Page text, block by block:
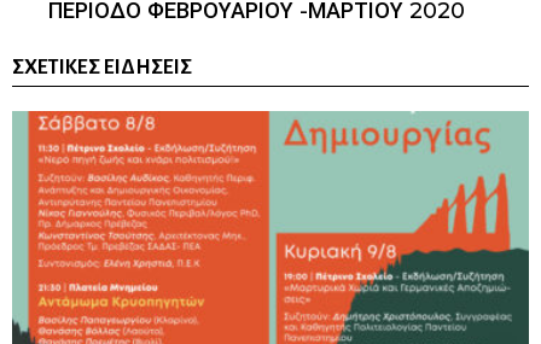
ΠΕΡΙΟΔΟ ΦΕΒΡΟΥΑΡΙΟΥ -ΜΑΡΤΙΟΥ 2020
ΣΧΕΤΙΚΈΣ ΕΙΔΉΣΕΙΣ